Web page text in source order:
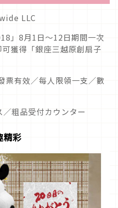
LLC
」8月1日～12日期間一次
獲得「銀座三越原創扇子
有效／每人限領一支／數
粗品受付カウンター
精彩